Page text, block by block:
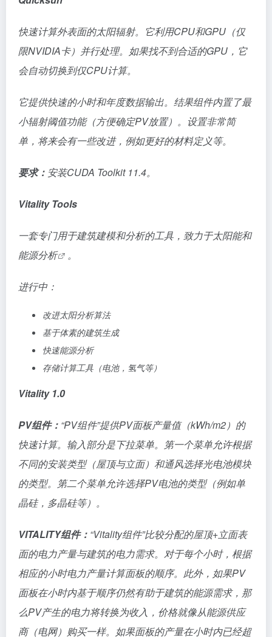
快速计算外表面的太阳辐射。它利用CPU和GPU（仅
限NVIDIA卡）并行处理。如果找不到合适的GPU，它
会自动切换到仅CPU计算。
它提供快速的小时和年度数据输出。结果组件内置了最
小辐射阈值功能（方便确定PV放置）。设置非常简
单，将来会有一些改进，例如更好的材料定义等。
要求： 安装CUDA Toolkit 11.4。
Vitality Tools
一套专门用于建筑建模和分析的工具，致力于太阳能和
能源分析
。
进行中：
改进太阳分析算法
基于体素的建筑生成
快速能源分析
存储计算工具（电池，氢气等）
Vitality 1.0
PV组件： “PV组件”提供PV面板产量值（kWh/m2）的
快速计算。输入部分是下拉菜单。第一个菜单允许根据
不同的安装类型（屋顶与立面）和通风选择光电池模块
的类型。第二个菜单允许选择PV电池的类型（例如单
晶硅，多晶硅等）。
VITALITY组件： “Vitality组件”比较分配的屋顶+立面表
面的电力产量与建筑的电力需求。对于每个小时，根据
相应的小时电力产量计算面板的顺序。此外，如果PV
面板在小时内基于顺序仍然有助于建筑的能源需求，那
么PV产生的电力将转换为收入，价格就像从能源供应
商（电网）购买一样。如果面板的产量在小时内已经超